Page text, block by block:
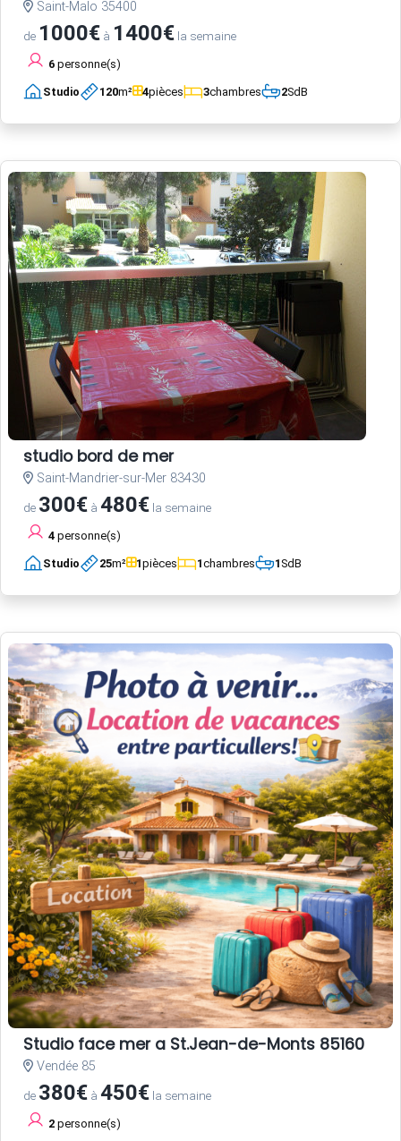
Saint-Malo 35400
de 1000€ à 1400€ la semaine
6 personne(s)
Studio 120m² 4pièces 3chambres 2SdB
studio bord de mer
Saint-Mandrier-sur-Mer 83430
de 300€ à 480€ la semaine
4 personne(s)
Studio 25m² 1pièces 1chambres 1SdB
Studio face mer a St.Jean-de-Monts 85160
Vendée 85
de 380€ à 450€ la semaine
2 personne(s)